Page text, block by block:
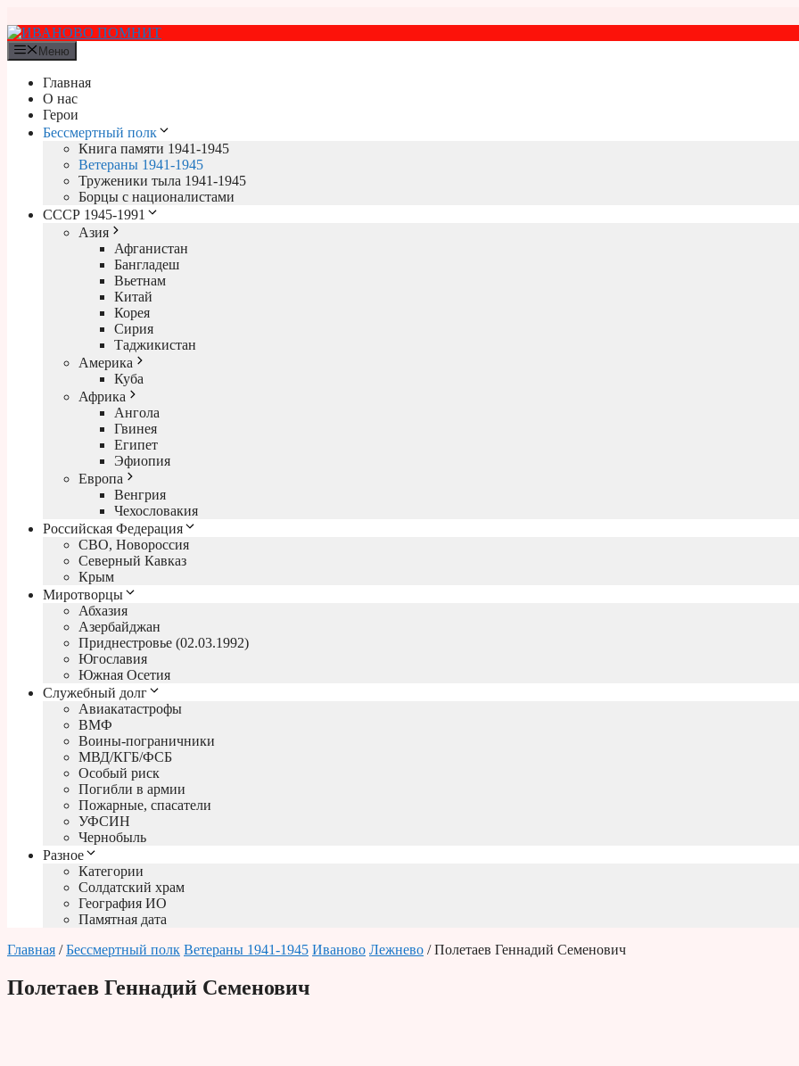
к
содержимому
Меню
Главная
О нас
Герои
Бессмертный полк
Книга памяти 1941-1945
Ветераны 1941-1945
Труженики тыла 1941-1945
Борцы с националистами
СССР 1945-1991
Азия
Афганистан
Бангладеш
Вьетнам
Китай
Корея
Сирия
Таджикистан
Америка
Куба
Африка
Ангола
Гвинея
Египет
Эфиопия
Европа
Венгрия
Чехословакия
Российская Федерация
СВО, Новороссия
Северный Кавказ
Крым
Миротворцы
Абхазия
Азербайджан
Приднестровье (02.03.1992)
Югославия
Южная Осетия
Служебный долг
Авиакатастрофы
ВМФ
Воины-пограничники
МВД/КГБ/ФСБ
Особый риск
Погибли в армии
Пожарные, спасатели
УФСИН
Чернобыль
Разное
Категории
Солдатский храм
География ИО
Памятная дата
Главная /Бессмертный полк Ветераны 1941-1945 Иваново Лежнево / Полетаев Геннадий Семенович
Полетаев Геннадий Семенович